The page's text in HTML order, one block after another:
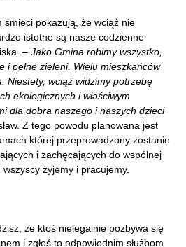
śmieci pokazują, że wciąż nie
istotne są nasze codzienne
– Jako Gmina robimy wszystko,
i pełne zieleni. Wielu mieszkańców
Niestety, wciąż widzimy potrzebę
ekologicznych i właściwym
dla dobra naszego i naszych dzieci
Z tego powodu planowana jest
której przeprowadzony zostanie
i zachęcających do wspólnej
żyjemy i pracujemy.
że ktoś nielegalnie pozbywa się
i zgłoś to odpowiednim służbom